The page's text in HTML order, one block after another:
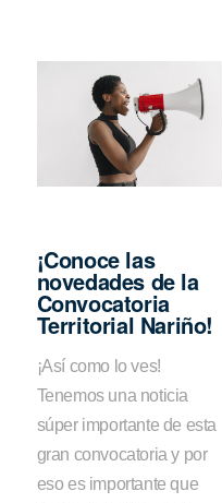
¡Conoce las
novedades de la
Convocatoria
Territorial Nariño!
¡Así como lo ves!
Tenemos una noticia
súper importante de esta
gran convocatoria y por
eso es importante que